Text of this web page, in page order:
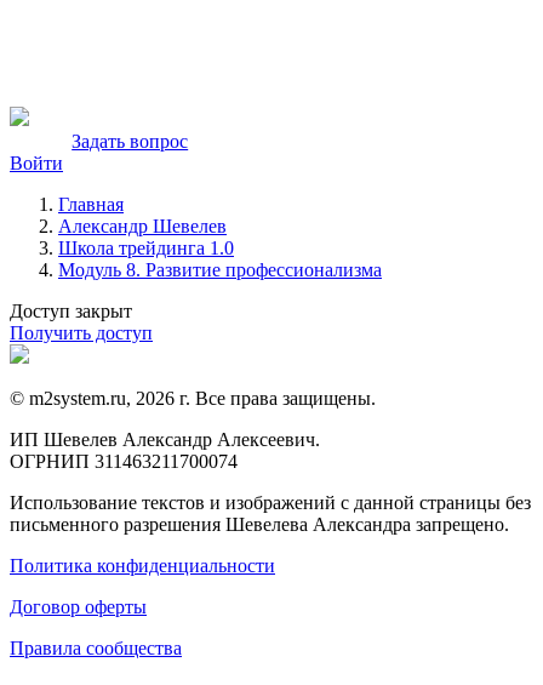
Задать вопрос
Войти
Главная
Александр Шевелев
Школа трейдинга 1.0
Модуль 8. Развитие профессионализма
Доступ закрыт
Получить доступ
© m2system.ru, 2026 г. Все права защищены.
ИП Шевелев Александр Алексеевич.
ОГРНИП 311463211700074
Использование текстов и изображений с данной страницы без
письменного разрешения Шевелева Александра запрещено.
Политика конфиденциальности
Договор оферты
Правила сообщества